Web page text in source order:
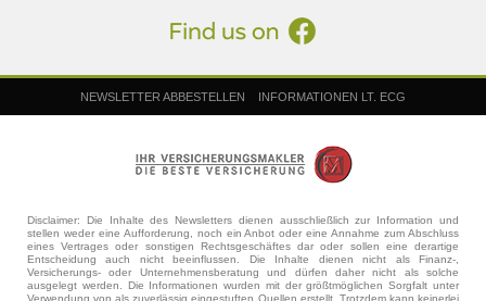
NEWSLETTER ABBESTELLEN INFORMATIONEN LT. ECG
Disclaimer: Die Inhalte des Newsletters dienen ausschließlich zur Information und
stellen weder eine Aufforderung, noch ein Anbot oder eine Annahme zum Abschluss
eines Vertrages oder sonstigen Rechtsgeschäftes dar oder sollen eine derartige
Entscheidung auch nicht beeinflussen. Die Inhalte dienen nicht als Finanz-,
Versicherungs- oder Unternehmensberatung und dürfen daher nicht als solche
ausgelegt werden. Die Informationen wurden mit der größtmöglichen Sorgfalt unter
Verwendung von als zuverlässig eingestuften Quellen erstellt. Trotzdem kann keinerlei